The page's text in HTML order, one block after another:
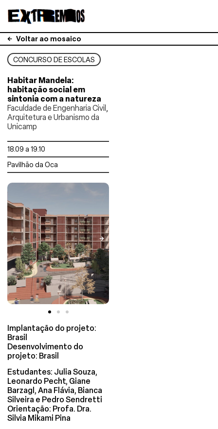
Voltar ao mosaico
CONCURSO DE ESCOLAS
Habitar Mandela:
habitação social em
sintonia com a natureza
Faculdade de Engenharia Civil,
Arquitetura e Urbanismo da
Unicamp
18.09 a 19.10
Pavilhão da Oca
Implantação do projeto:
Brasil
Desenvolvimento do
projeto: Brasil
Estudantes: Julia Souza,
Leonardo Pecht, Giane
Barzagl, Ana Flávia, Bianca
Silveira e Pedro Sendretti
Orientação: Profa. Dra.
Silvia Mikami Pina